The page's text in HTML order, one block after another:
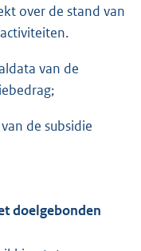
over de stand van
van de
de subsidie
doelgebonden